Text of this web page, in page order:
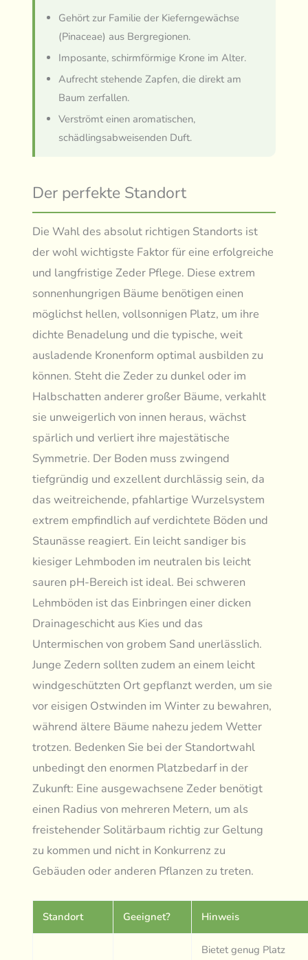
Gehört zur Familie der Kieferngewächse
(Pinaceae) aus Bergregionen.
Imposante, schirmförmige Krone im Alter.
Aufrecht stehende Zapfen, die direkt am
Baum zerfallen.
Verströmt einen aromatischen,
schädlingsabweisenden Duft.
Der perfekte Standort
Die Wahl des absolut richtigen Standorts ist
der wohl wichtigste Faktor für eine erfolgreiche
und langfristige Zeder Pflege. Diese extrem
sonnenhungrigen Bäume benötigen einen
möglichst hellen, vollsonnigen Platz, um ihre
dichte Benadelung und die typische, weit
ausladende Kronenform optimal ausbilden zu
können. Steht die Zeder zu dunkel oder im
Halbschatten anderer großer Bäume, verkahlt
sie unweigerlich von innen heraus, wächst
spärlich und verliert ihre majestätische
Symmetrie. Der Boden muss zwingend
tiefgründig und exzellent durchlässig sein, da
das weitreichende, pfahlartige Wurzelsystem
extrem empfindlich auf verdichtete Böden und
Staunässe reagiert. Ein leicht sandiger bis
kiesiger Lehmboden im neutralen bis leicht
sauren pH-Bereich ist ideal. Bei schweren
Lehmböden ist das Einbringen einer dicken
Drainageschicht aus Kies und das
Untermischen von grobem Sand unerlässlich.
Junge Zedern sollten zudem an einem leicht
windgeschützten Ort gepflanzt werden, um sie
vor eisigen Ostwinden im Winter zu bewahren,
während ältere Bäume nahezu jedem Wetter
trotzen. Bedenken Sie bei der Standortwahl
unbedingt den enormen Platzbedarf in der
Zukunft: Eine ausgewachsene Zeder benötigt
einen Radius von mehreren Metern, um als
freistehender Solitärbaum richtig zur Geltung
zu kommen und nicht in Konkurrenz zu
Gebäuden oder anderen Pflanzen zu treten.
Standort Geeignet? Hinweis
Bietet genug Platz